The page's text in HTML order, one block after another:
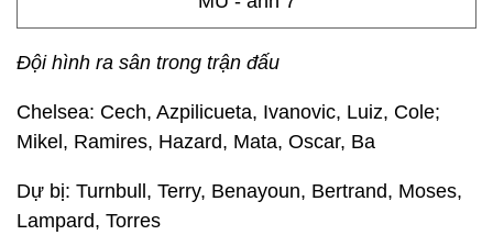
Đội hình ra sân trong trận đấu
Chelsea: Cech, Azpilicueta, Ivanovic, Luiz, Cole;
Mikel, Ramires, Hazard, Mata, Oscar, Ba
Dự bị: Turnbull, Terry, Benayoun, Bertrand, Moses,
Lampard, Torres